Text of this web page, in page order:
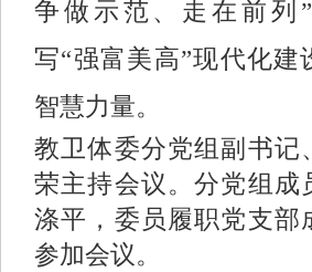
争做示范、走在前列
写“强富美高”现代化建
智慧力量。
教卫体委分党组副书记
荣主持会议。分党组成
涤平，委员履职党支部
参加会议。